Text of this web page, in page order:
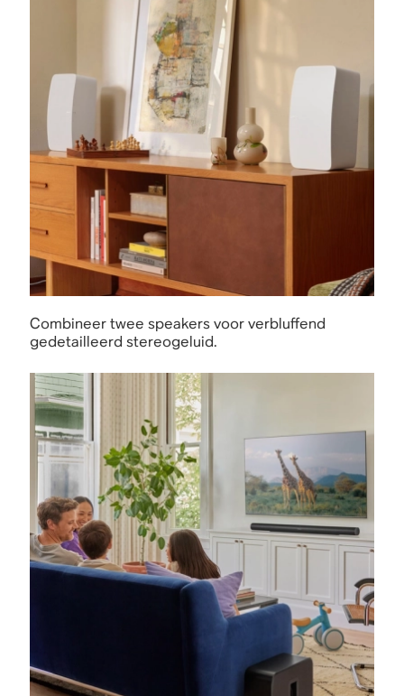
Combineer twee speakers voor verbluffend
gedetailleerd stereogeluid.